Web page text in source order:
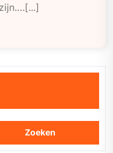
Zoeken